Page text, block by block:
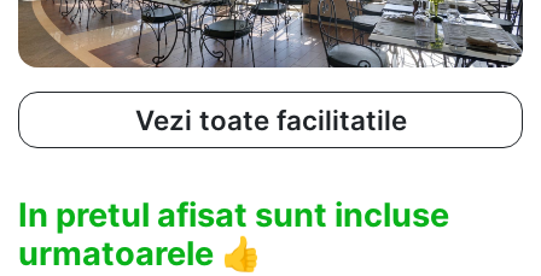
Vezi toate facilitatile
In pretul afisat sunt incluse
urmatoarele 👍